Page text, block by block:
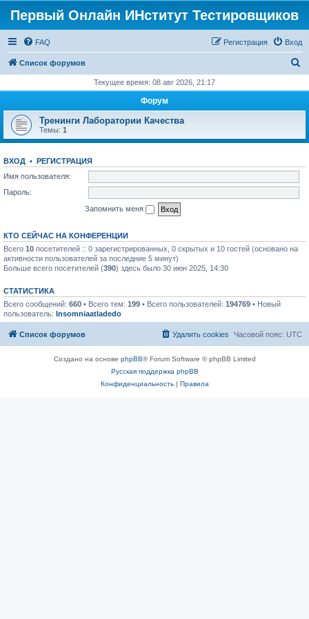
Первый Онлайн ИНститут Тестировщиков
FAQ Вход
Регистрация
Список форумов
с
Текущее время: 08 авг 2026, 21:17
Форум
Тренинги Лаборатории Качества
Темы: 1
ВХОД • РЕГИСТРАЦИЯ
Имя пользователя:
Пароль:
Запомнить меня
КТО СЕЙЧАС НА КОНФЕРЕНЦИИ
Всего 10 посетителей :: 0 зарегистрированных, 0 скрытых и 10 гостей (основано на
активности пользователей за последние 5 минут)
Больше всего посетителей (390) здесь было 30 июн 2025, 14:30
СТАТИСТИКА
Всего сообщений: 660 • Всего тем: 199 • Всего пользователей: 194769 • Новый
пользователь: Insomniaatladedo
Список форумов Часовой пояс: UTC
Удалить cookies
Создано на основе phpBB® Forum Software © phpBB Limited
Русская поддержка phpBB
Конфиденциальность| Правила